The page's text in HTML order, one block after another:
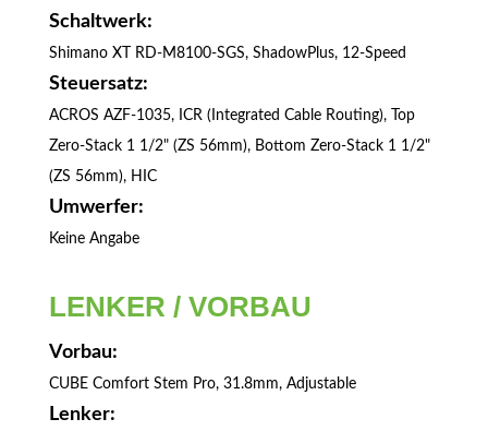
Schaltwerk:
Shimano XT RD-M8100-SGS, ShadowPlus, 12-Speed
Steuersatz:
ACROS AZF-1035, ICR (Integrated Cable Routing), Top
Zero-Stack 1 1/2" (ZS 56mm), Bottom Zero-Stack 1 1/2"
(ZS 56mm), HIC
Umwerfer:
Keine Angabe
LENKER / VORBAU
Vorbau:
CUBE Comfort Stem Pro, 31.8mm, Adjustable
Lenker: